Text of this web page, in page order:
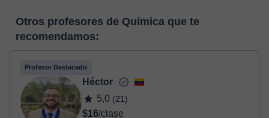
pizarra virtual o el editor de textos a tiempo real. En el siguiente
enlace puedes ver una demo del aula y conocerla:
virtual
horas, podrás realizar el pago mediante nuestro TPV virtual.
Tienes dos opciones para efectuar el pago:
- Tarjeta de crédito.
confirmación de la reserva.
Otros profesores de Química que te
recomendamos:
Profesor Destacado
Héctor
5,0 (21)
$16/clase